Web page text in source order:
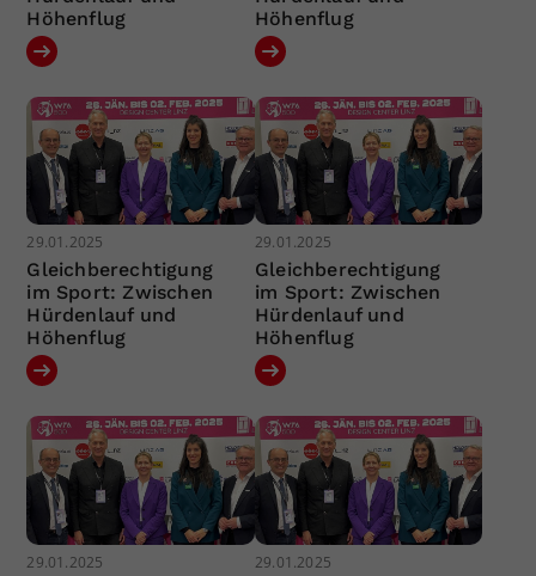
Höhenflug
Höhenflug
29.01.2025
Gleichberechtigung
im Sport: Zwischen
Hürdenlauf und
Höhenflug
29.01.2025
Gleichberechtigung
im Sport: Zwischen
Hürdenlauf und
Höhenflug
29.01.2025 29.01.2025